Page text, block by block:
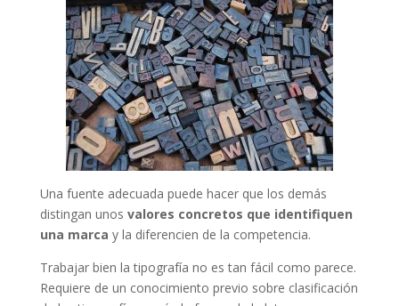
Una fuente adecuada puede hacer que los demás
distingan unos valores concretos que identifiquen
una marca y la diferencien de la competencia.
Trabajar bien la tipografía no es tan fácil como parece.
Requiere de un conocimiento previo sobre clasificación